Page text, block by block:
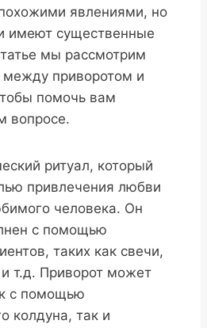
явлениями, но
имеют существенные
мы рассмотрим
между приворотом и
помочь вам
вопросе.
ритуал, который
привлечения любви
человека. Он
с помощью
таких как свечи,
т.д. Приворот может
с помощью
колдуна, так и